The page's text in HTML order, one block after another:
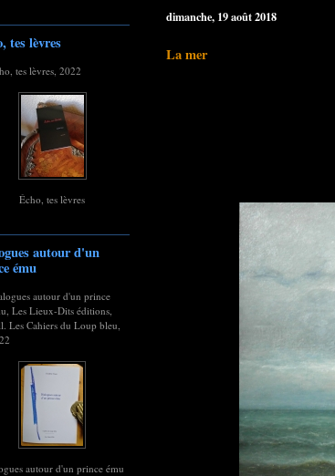
tes lèvres
tes lèvres, 2022
Écho, tes lèvres
autour d'un
ému
autour d'un prince
Les Lieux-Dits éditions,
Les Cahiers du Loup bleu,
autour d'un prince ému
dimanche, 19 août 2018
La mer